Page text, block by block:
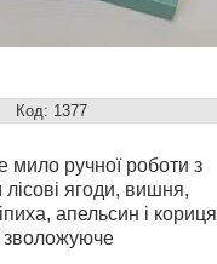
1377
мило ручної роботи з
ягоди, вишня,
апельсин і кориця
зволожуюче